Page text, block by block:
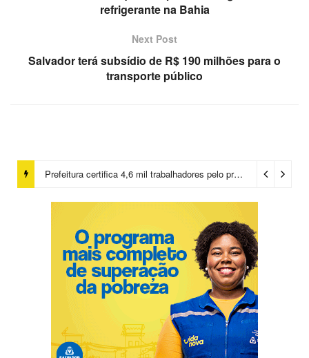
refrigerante na Bahia
Next Post
Salvador terá subsídio de R$ 190 milhões para o
transporte público
Prefeitura certifica 4,6 mil trabalhadores pelo programa Treinar para Empregar e realiza Feirão de Empregabilidade